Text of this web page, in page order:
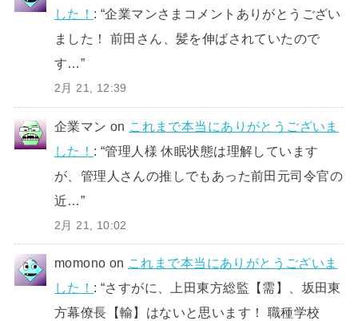
した！ : “企業マンさまコメントありがとうござい
ました！ 前田さん、髪を伸ばされていたので
す…”
2月 21, 12:39
企業マン on これまで本当にありがとうございま
した！ : “管理人様 休眠状態は理解しています
が、管理人さんの推しでもあった前田元司令官の
近…”
2月 21, 10:02
momono on これまで本当にありがとうございま
した！ : “さすがに、上田東方総監【需】、坂田東
方幕僚長【輸】はないと思います！ 職種学校